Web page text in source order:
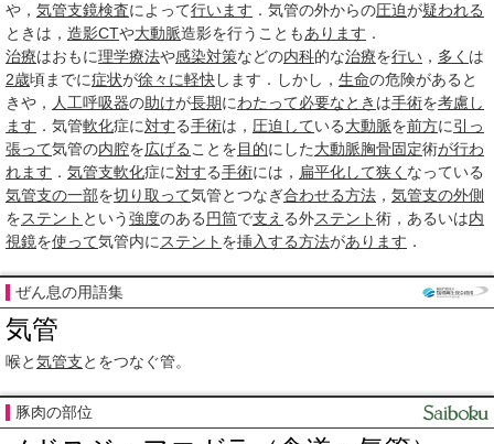
や， 気管支鏡検査によって行います ．気管の外からの圧迫が疑われる
ときは， 造影CTや大動脈造影を行うこともあります ．
治療はおもに理学療法や感染対策などの内科的な治療を行い ， 多く は
2歳頃までに症状が徐々に軽快します．しかし， 生命の危険があると
きや， 人工呼吸器の助けが長期にわたって必要なとき は手術を考慮し
ます ．気管軟化症に対する手術は， 圧迫している大動脈を前方に引っ
張って気管の内腔を広げる ことを目的にした大動脈胸骨固定術が行わ
れます ． 気管支軟化症に対する手術には， 扁平化して狭く なっている
気管支の一部を切り取って気管とつなぎ合わせる方法 ， 気管支の外側
をステント という強度のある円筒で支え る外ステント術，あるいは内
視鏡を使って気管内に ステント を挿入する方法があります ．
ぜん息の用語集
気管
喉と気管支とをつなぐ管。
豚肉の部位